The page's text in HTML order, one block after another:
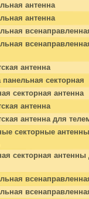
антенна
антенна
антенна
панельная секторная
секторная антенна
антенна
антенна для
секторные
секторная